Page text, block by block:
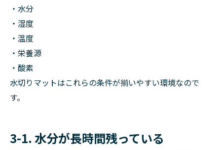
・水分
・湿度
・温度
・栄養源
・酸素
水切りマットはこれらの条件が揃いやすい環境なので
す。
3-1. 水分が長時間残っている